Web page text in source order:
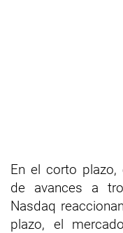
En el corto plazo,
de avances a
Nasdaq
plazo, el